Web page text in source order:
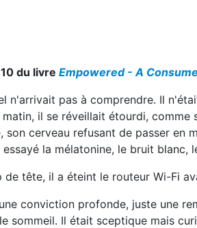
dans votre chambre pour mieux
dans
du livre Empowered - A
n'arrivait pas à comprendre. Il
il se réveillait étourdi,
son cerveau refusant de passer en
la mélatonine, le bruit blanc,
de tête, il a éteint le routeur Wi-Fi
conviction profonde, juste une
sommeil. Il était sceptique mais